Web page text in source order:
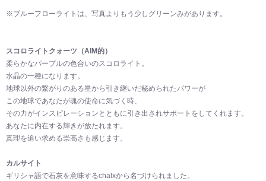
※ブルーフローライトは、写真よりもう少しグリーンみがあります。
スコロライトクォーツ（AIM的）
柔らかなパープルの色合いのスコロライト。
水晶の一種になります。
地球以外の繋がりのある星から引き継いだ秘められたパワーが
この地球であなたが魂の使命に気づく時、
その力がインスピレーションとともに引き出されサポートをしてくれます。
あなたに内在する輝きが放たれます。
真理を追い求める崇高さも感じます。
カルサイト
ギリシャ語で石灰を意味するchalxから名づけられました。